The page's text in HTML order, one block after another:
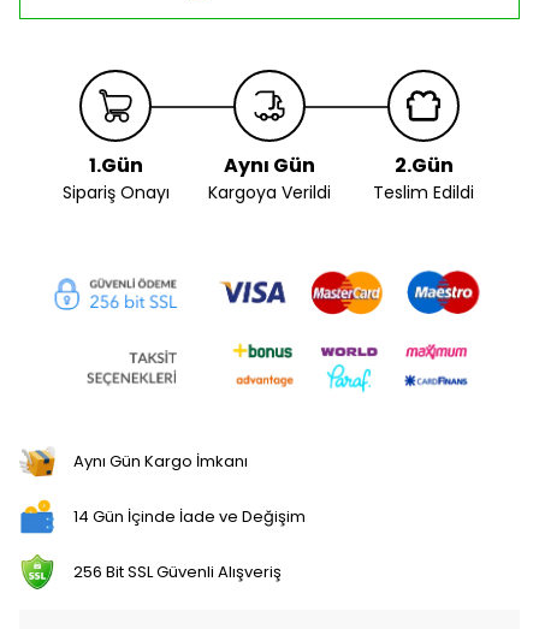
1.Gün
Sipariş Onayı
Aynı Gün
Kargoya Verildi
2.Gün
Teslim Edildi
Aynı Gün Kargo İmkanı
14 Gün İçinde İade ve Değişim
256 Bit SSL Güvenli Alışveriş